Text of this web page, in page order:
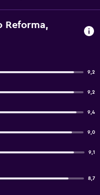
Reforma,
9,2
9,2
9,4
9,0
9,1
8,7